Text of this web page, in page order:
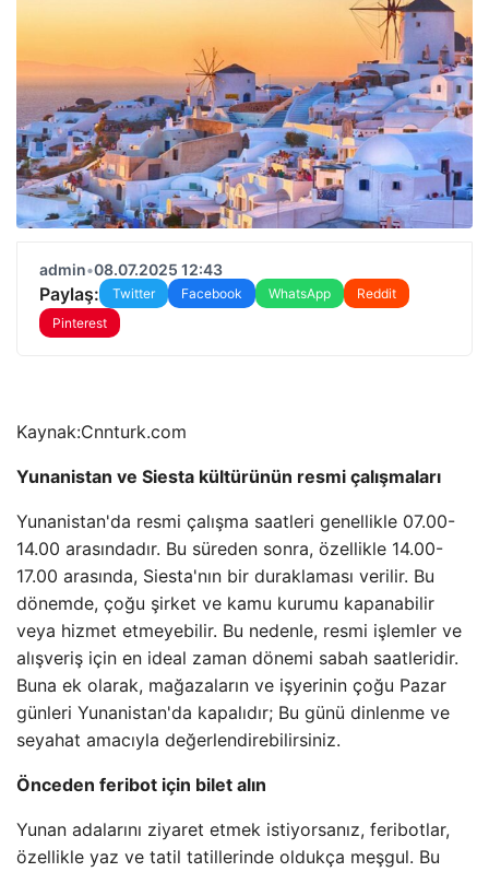
admin•08.07.2025 12:43
Paylaş: Twitter Facebook WhatsApp
Reddit
Pinterest
Kaynak:Cnnturk.com
Yunanistan ve Siesta kültürünün resmi çalışmaları
Yunanistan'da resmi çalışma saatleri genellikle 07.00-
14.00 arasındadır. Bu süreden sonra, özellikle 14.00-
17.00 arasında, Siesta'nın bir duraklaması verilir. Bu
dönemde, çoğu şirket ve kamu kurumu kapanabilir
veya hizmet etmeyebilir. Bu nedenle, resmi işlemler ve
alışveriş için en ideal zaman dönemi sabah saatleridir.
Buna ek olarak, mağazaların ve işyerinin çoğu Pazar
günleri Yunanistan'da kapalıdır; Bu günü dinlenme ve
seyahat amacıyla değerlendirebilirsiniz.
Önceden feribot için bilet alın
Yunan adalarını ziyaret etmek istiyorsanız, feribotlar,
özellikle yaz ve tatil tatillerinde oldukça meşgul. Bu